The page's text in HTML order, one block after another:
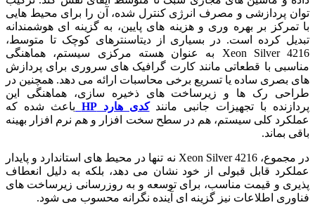
توان پردازشی و مصرف انرژی کنترل شده، آن را برای محیط‌ هایی
با تمرکز بر بهره‌ وری و هزینه‌ های پایین، به گزینه‌ ای هوشمندانه
تبدیل کرده است. در بسیاری از دیتاسنترهای کوچک تا متوسط،
Xeon Silver 4216 به عنوان هسته مرکزی سیستم، هماهنگی
مناسبی با قطعاتی مانند کارت گرافیک های سروری برای پردازش‌
های بصری ساده یا تسریع برخی محاسبات ارائه می‌ دهد. همچنین در
طراحی رک‌ ها و زیرساخت‌ های ذخیره‌ سازی، هماهنگی این
پردازنده با تجهیزات جانبی مانندکدی هارد HP
باعث شده که
عملکرد کلی سیستم، هم در سطح سخت‌ افزار و هم نرم‌ افزار بهینه
باقی بماند.
در مجموع، Xeon Silver 4216 نه تنها در محیط‌ های استاندارد و پایدار
عملکرد قابل قبولی از خود نشان می‌ دهد، بلکه به دلیل انعطاف‌
پذیری و قیمت مناسب، برای توسعه و به‌ روزرسانی زیرساخت‌ های
فناوری اطلاعات نیز گزینه‌ ای آینده‌ نگرانه محسوب می‌ شود.